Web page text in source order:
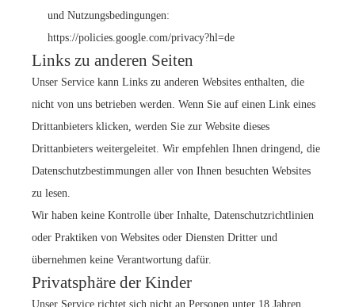
und Nutzungsbedingungen:
https://policies.google.com/privacy?hl=de
Links zu anderen Seiten
Unser Service kann Links zu anderen Websites enthalten, die
nicht von uns betrieben werden. Wenn Sie auf einen Link eines
Drittanbieters klicken, werden Sie zur Website dieses
Drittanbieters weitergeleitet. Wir empfehlen Ihnen dringend, die
Datenschutzbestimmungen aller von Ihnen besuchten Websites
zu lesen.
Wir haben keine Kontrolle über Inhalte, Datenschutzrichtlinien
oder Praktiken von Websites oder Diensten Dritter und
übernehmen keine Verantwortung dafür.
Privatsphäre der Kinder
Unser Service richtet sich nicht an Personen unter 18 Jahren